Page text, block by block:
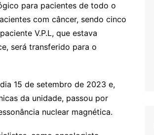
para pacientes de todo o
com câncer, sendo cinco
V.P.L, que estava
será transferido para o
15 de setembro de 2023 e,
da unidade, passou por
nuclear magnética.